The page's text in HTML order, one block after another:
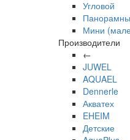
Угловой
Мини
Производители
←
JUWEL
AQUAEL
Dennerle
Акватех
EHEIM
Детские